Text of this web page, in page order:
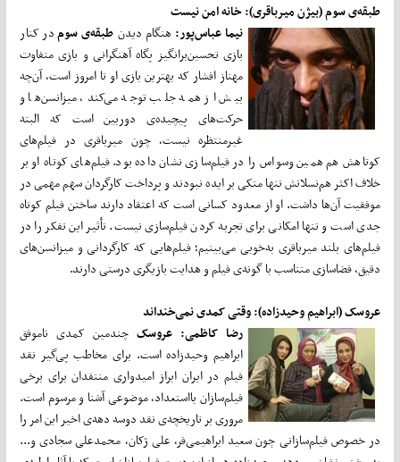
طبقه‌ی سوم (بیژن میرباقری): خانه امن نیست
نیما عباس‌پور:هنگام دیدنطبقه‌ی سومدر کنار
بازی تحسین‌برانگیز پگاه آهنگرانی و بازی متفاوت
مهناز افشار که بهترین بازی او تا امروز است، آن‌چه
بیش از همه جلب توجه می‌کند، میزانسن‌ها و
حرکت‌های پیچیده‌ی دوربین ‌ا‌ست که البته
غیرمنتظره نیست، چون میرباقری در فیلم‌های
کوتاهش هم همین وسواس را در فیلم‌سازی نشان داده بود. فیلم‌های کوتاه او بر
خلاف اکثر هم‌نسلانش تنها متکی بر ایده نبودند و پرداخت کارگردان سهم مهمی در
موفقیت آن‌ها داشت. او از معدود کسانی است که اعتقاد دارند ساختن فیلم کوتاه
جدی است و تنها امکانی برای تجربه کردن فیلم‌سازی نیست. تأثیر این تفکر را در
فیلم‌های بلند میرباقری به‌خوبی می‌بینیم؛ فیلم‌هایی که کارگردانی و میزانسن‌های
دقیق، فضاسازی متناسب با گونه‌ی فیلم و هدایت بازیگری درستی دارند.
عروسک (ابراهیم وحیدزاده): وقتی کمدی نمی‌خنداند
رضا کاظمی:
عروسکچندمین کمدی ناموفق
ابراهیم وحیدزاده است. برای مخاطب پی‌گیر نقد
فیلم در ایران ابراز امیدواری منتقدان برای برخی
فیلم‌سازان بااستعداد، موضوعی آشنا و مرسوم است.
مروری بر تاریخچه‌ی نقد دوسه دهه‌ی اخیر این امر را
در خصوص فیلم‌سازانی چون سعید ابراهیمی‌فر، علی ژکان، محمدعلی سجادی و...